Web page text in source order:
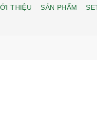
THIỆU SẢN PHẨM